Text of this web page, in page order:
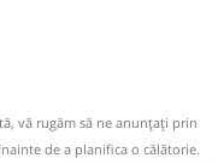
vă rugăm să ne anunțați prin
de a planifica o călătorie.